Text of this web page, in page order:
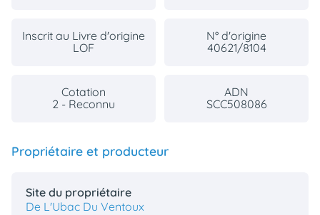
Inscrit au Livre d'origine
LOF
N° d'origine
40621/8104
Cotation
2 - Reconnu
ADN
SCC508086
Propriétaire et producteur
Site du propriétaire
De L'Ubac Du Ventoux